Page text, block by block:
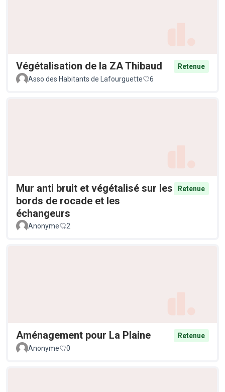
Végétalisation de la ZA Thibaud
Retenue
Asso des Habitants de Lafourguette
6
Mur anti bruit et végétalisé sur les
bords de rocade et les
échangeurs
Retenue
Anonyme 2
Aménagement pour La Plaine
Retenue
Anonyme
0